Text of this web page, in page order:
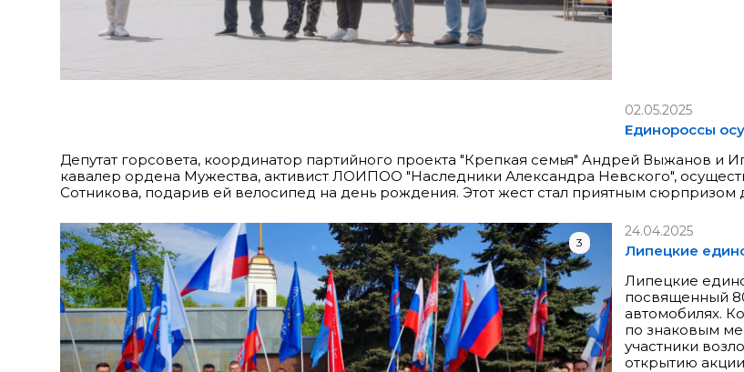
02.05.2025
Единороссы
Депутат горсовета, координатор партийного проекта "Крепкая семья" Андрей Выжанов и
кавалер ордена Мужества, активист ЛОИПОО "Наследники Александра Невского",
Сотникова, подарив ей велосипед на день рождения. Этот жест стал приятным сюрпризом
3
24.04.2025
Липецкие
Липецкие
посвященный
автомобилях.
по знаковым
участники
открытию акции